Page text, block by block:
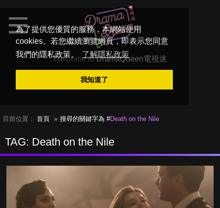
為了提供您優質的服務，本網站使用
cookies。若您繼續瀏覽網頁，即表示您同意
我們的隱私政策。
了解隱私政策
我知道了
Welcome toDramaQueen電視迷
目前位置： 首頁 搜尋的關鍵字為 #Death on the Nile
TAG: Death on the Nile